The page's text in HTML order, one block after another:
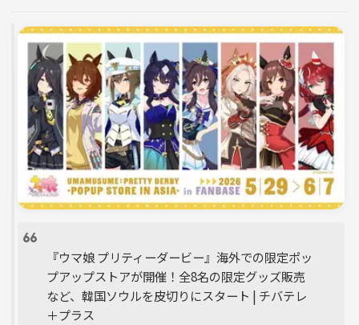
『ウマ娘 プリティーダービー』海外での限定ポッ
プアップストアが開催！全8名の限定グッズ販売
など、韓国ソウルを皮切りにスタート | チバテレ
＋プラス